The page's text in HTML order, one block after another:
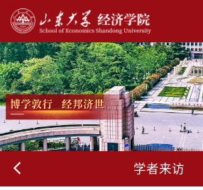
学者来访